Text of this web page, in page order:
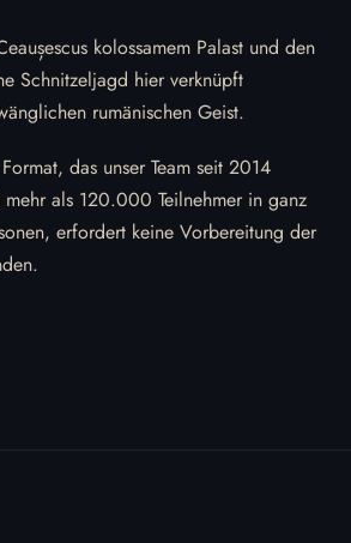
kolossamem Palast und den
Schnitzeljagd hier verknüpft
rumänischen Geist.
das unser Team seit 2014
als 120.000 Teilnehmer in ganz
erfordert keine Vorbereitung der